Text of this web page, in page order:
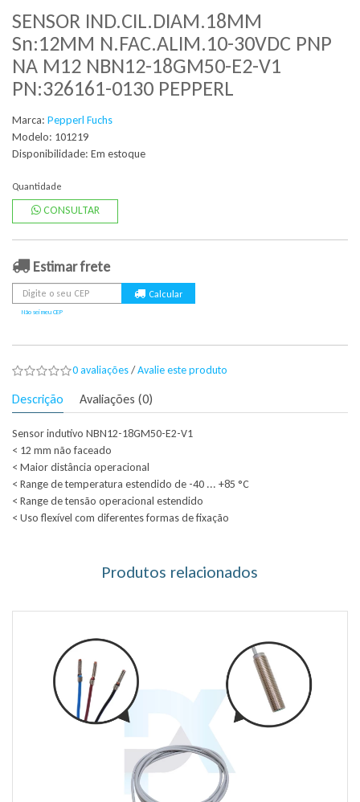
SENSOR IND.CIL.DIAM.18MM
Sn:12MM N.FAC.ALIM.10-30VDC PNP
NA M12 NBN12-18GM50-E2-V1
PN:326161-0130 PEPPERL
Marca: Pepperl Fuchs
Modelo: 101219
Disponibilidade: Em estoque
Quantidade
CONSULTAR
Estimar frete
Não sei meu CEP
0 avaliações/Avalie este produto
Descrição Avaliações (0)
Sensor indutivo NBN12-18GM50-E2-V1
< 12 mm não faceado
< Maior distância operacional
< Range de temperatura estendido de -40 ... +85 °C
< Range de tensão operacional estendido
< Uso flexível com diferentes formas de fixação
Produtos relacionados